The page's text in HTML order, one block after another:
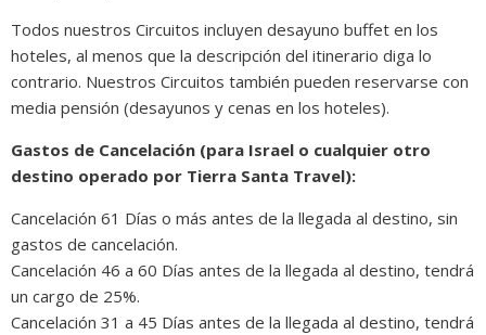
Todos nuestros Circuitos incluyen desayuno buffet en los
hoteles, al menos que la descripción del itinerario diga lo
contrario. Nuestros Circuitos también pueden reservarse con
media pensión (desayunos y cenas en los hoteles).
Gastos de Cancelación (para Israel o cualquier otro
destino operado por Tierra Santa Travel):
Cancelación 61 Días o más antes de la llegada al destino, sin
gastos de cancelación.
Cancelación 46 a 60 Días antes de la llegada al destino, tendrá
un cargo de 25%.
Cancelación 31 a 45 Días antes de la llegada al destino, tendrá